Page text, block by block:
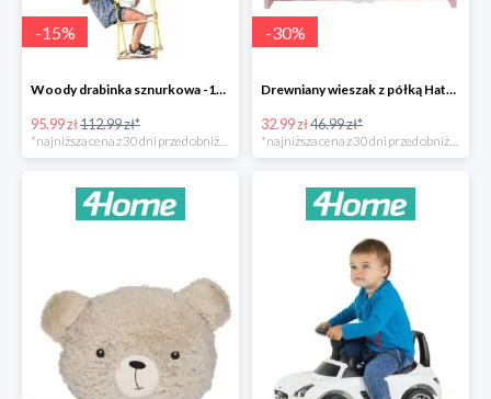
-15%
Woody drabinka sznurkowa -15%
95.99 zł112.99 zł*
-30%
Drewniany wieszak z półką Hatu, kot -30%
32.99 zł46.99 zł*